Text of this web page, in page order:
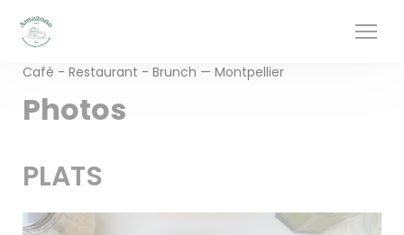
Aller au contenu principal
Café - Restaurant - Brunch — Montpellier
Photos
PLATS